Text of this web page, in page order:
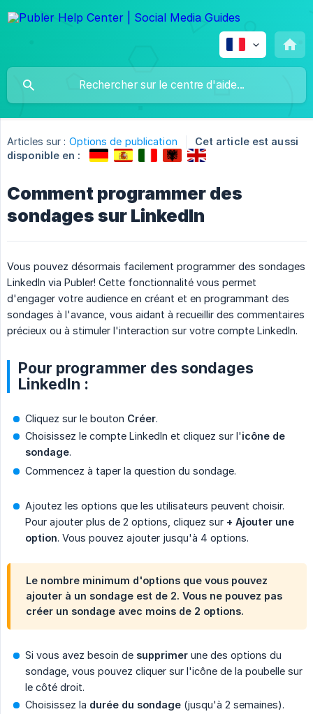
Articles sur : Options de publication
Cet article est aussi
disponible en :
Comment programmer des
sondages sur LinkedIn
Vous pouvez désormais facilement programmer des sondages
LinkedIn via Publer! Cette fonctionnalité vous permet
d'engager votre audience en créant et en programmant des
sondages à l'avance, vous aidant à recueillir des commentaires
précieux ou à stimuler l'interaction sur votre compte LinkedIn.
Pour programmer des sondages
LinkedIn :
Cliquez sur le bouton Créer.
Choisissez le compte LinkedIn et cliquez sur l'icône de
sondage.
Commencez à taper la question du sondage.
Ajoutez les options que les utilisateurs peuvent choisir.
Pour ajouter plus de 2 options, cliquez sur + Ajouter une
option. Vous pouvez ajouter jusqu'à 4 options.
Le nombre minimum d'options que vous pouvez
ajouter à un sondage est de 2. Vous ne pouvez pas
créer un sondage avec moins de 2 options.
Si vous avez besoin de supprimer une des options du
sondage, vous pouvez cliquer sur l'icône de la poubelle sur
le côté droit.
Choisissez la durée du sondage (jusqu'à 2 semaines).